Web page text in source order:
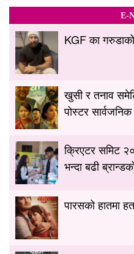
E-
KGF का
खुसी र तनाव
पोस्टर सार्वजनिक
क्रिएटर समिट
भन्दा बढी
पारसको हातमा